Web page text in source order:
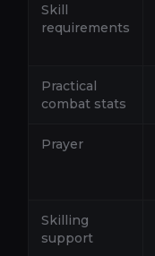
Skill
requirements
Practical
combat stats
Prayer
Skilling
support